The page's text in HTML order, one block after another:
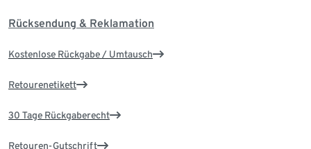
Rücksendung & Reklamation
Kostenlose Rückgabe / Umtausch
Retourenetikett
30 Tage Rückgaberecht
Retouren-Gutschrift